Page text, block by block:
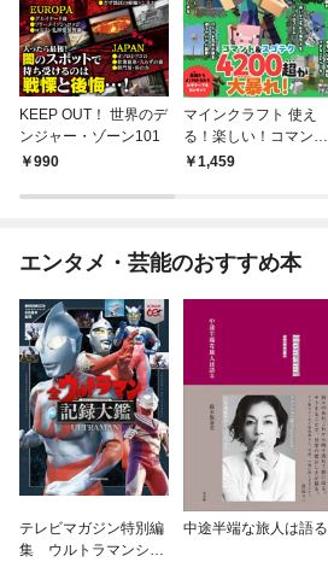
KEEP OUT！ 世界のデ
ンジャー・ゾーン101
990
マインクラフト 使え
る！楽しい！コマンド
で游びまくり
1,459
エンタメ・芸能のおすすめ本
テレビマガジン特別編
集 ウルトラマンシリ
中途半端な旅人は語る